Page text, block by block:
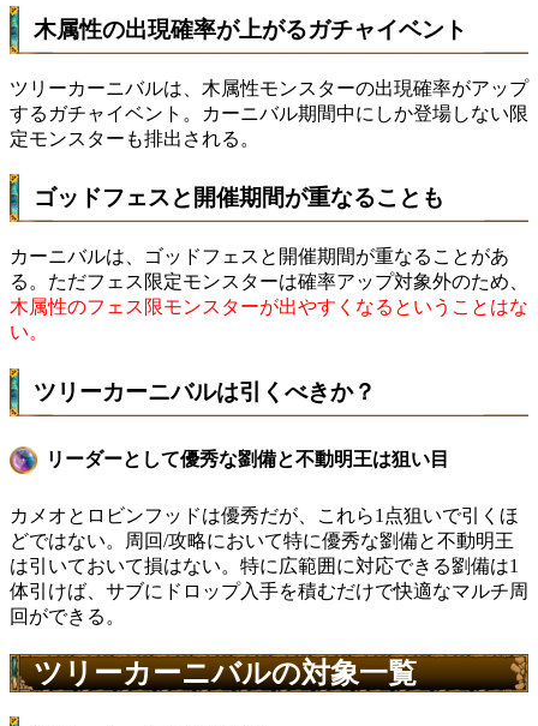
木属性の出現確率が上がるガチャイベント
ツリーカーニバルは、木属性モンスターの出現確率がアップ
するガチャイベント。カーニバル期間中にしか登場しない限
定モンスターも排出される。
ゴッドフェスと開催期間が重なることも
カーニバルは、ゴッドフェスと開催期間が重なることがあ
る。ただフェス限定モンスターは確率アップ対象外のため、
木属性のフェス限モンスターが出やすくなるということはな
い。
ツリーカーニバルは引くべきか？
リーダーとして優秀な劉備と不動明王は狙い目
カメオとロビンフッドは優秀だが、これら1点狙いで引くほ
どではない。周回/攻略において特に優秀な劉備と不動明王
は引いておいて損はない。特に広範囲に対応できる劉備は1
体引けば、サブにドロップ入手を積むだけで快適なマルチ周
回ができる。
ツリーカーニバルの対象一覧